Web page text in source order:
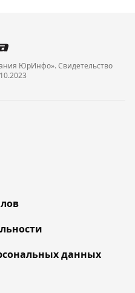
ЮрИнфо». Cвидетельство
данных